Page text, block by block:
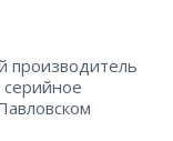
производитель
серийное